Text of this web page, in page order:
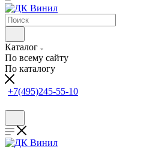
Каталог
По всему сайту
По каталогу
+7(495)245-55-10